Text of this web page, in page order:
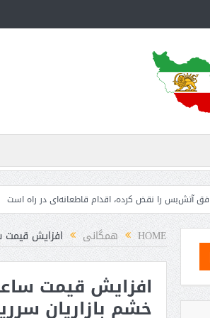
را نقض کرده، اقدام قاطعانه‌ای در راه است حمله
HOME همگانی افزایش قیمت
افزایش قیمت
خشم بازاریانِ